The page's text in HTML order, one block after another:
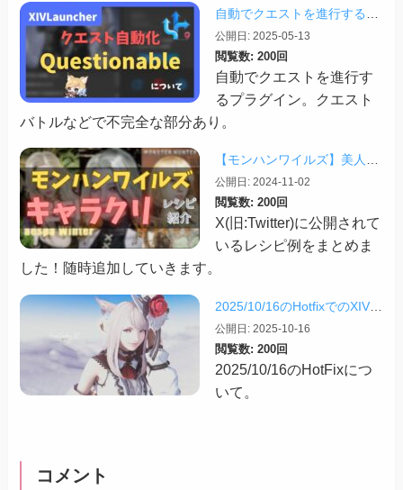
自動でクエストを進行する「Questionable」
公開日: 2025-05-13
閲覧数: 200回
自動でクエストを進行す
るプラグイン。クエスト
バトルなどで不完全な部分あり。
【モンハンワイルズ】美人・かわいいキャラクリレシピまとめ＋その他オススメの設定など
公開日: 2024-11-02
閲覧数: 200回
X(旧:Twitter)に公開されて
いるレシピ例をまとめま
した！随時追加していきます。
2025/10/16のHotfixでのXIVLauncherなどツールの話
公開日: 2025-10-16
閲覧数: 200回
2025/10/16のHotFixにつ
いて。
コメント